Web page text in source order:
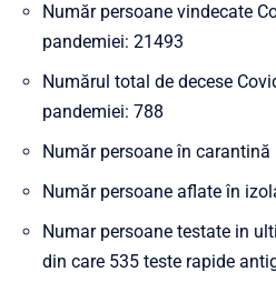
Număr persoane vindecate
pandemiei: 21493
Numărul total de decese
pandemiei: 788
Număr persoane în
Număr persoane aflate în
Numar persoane testate in
din care 535 teste rapide